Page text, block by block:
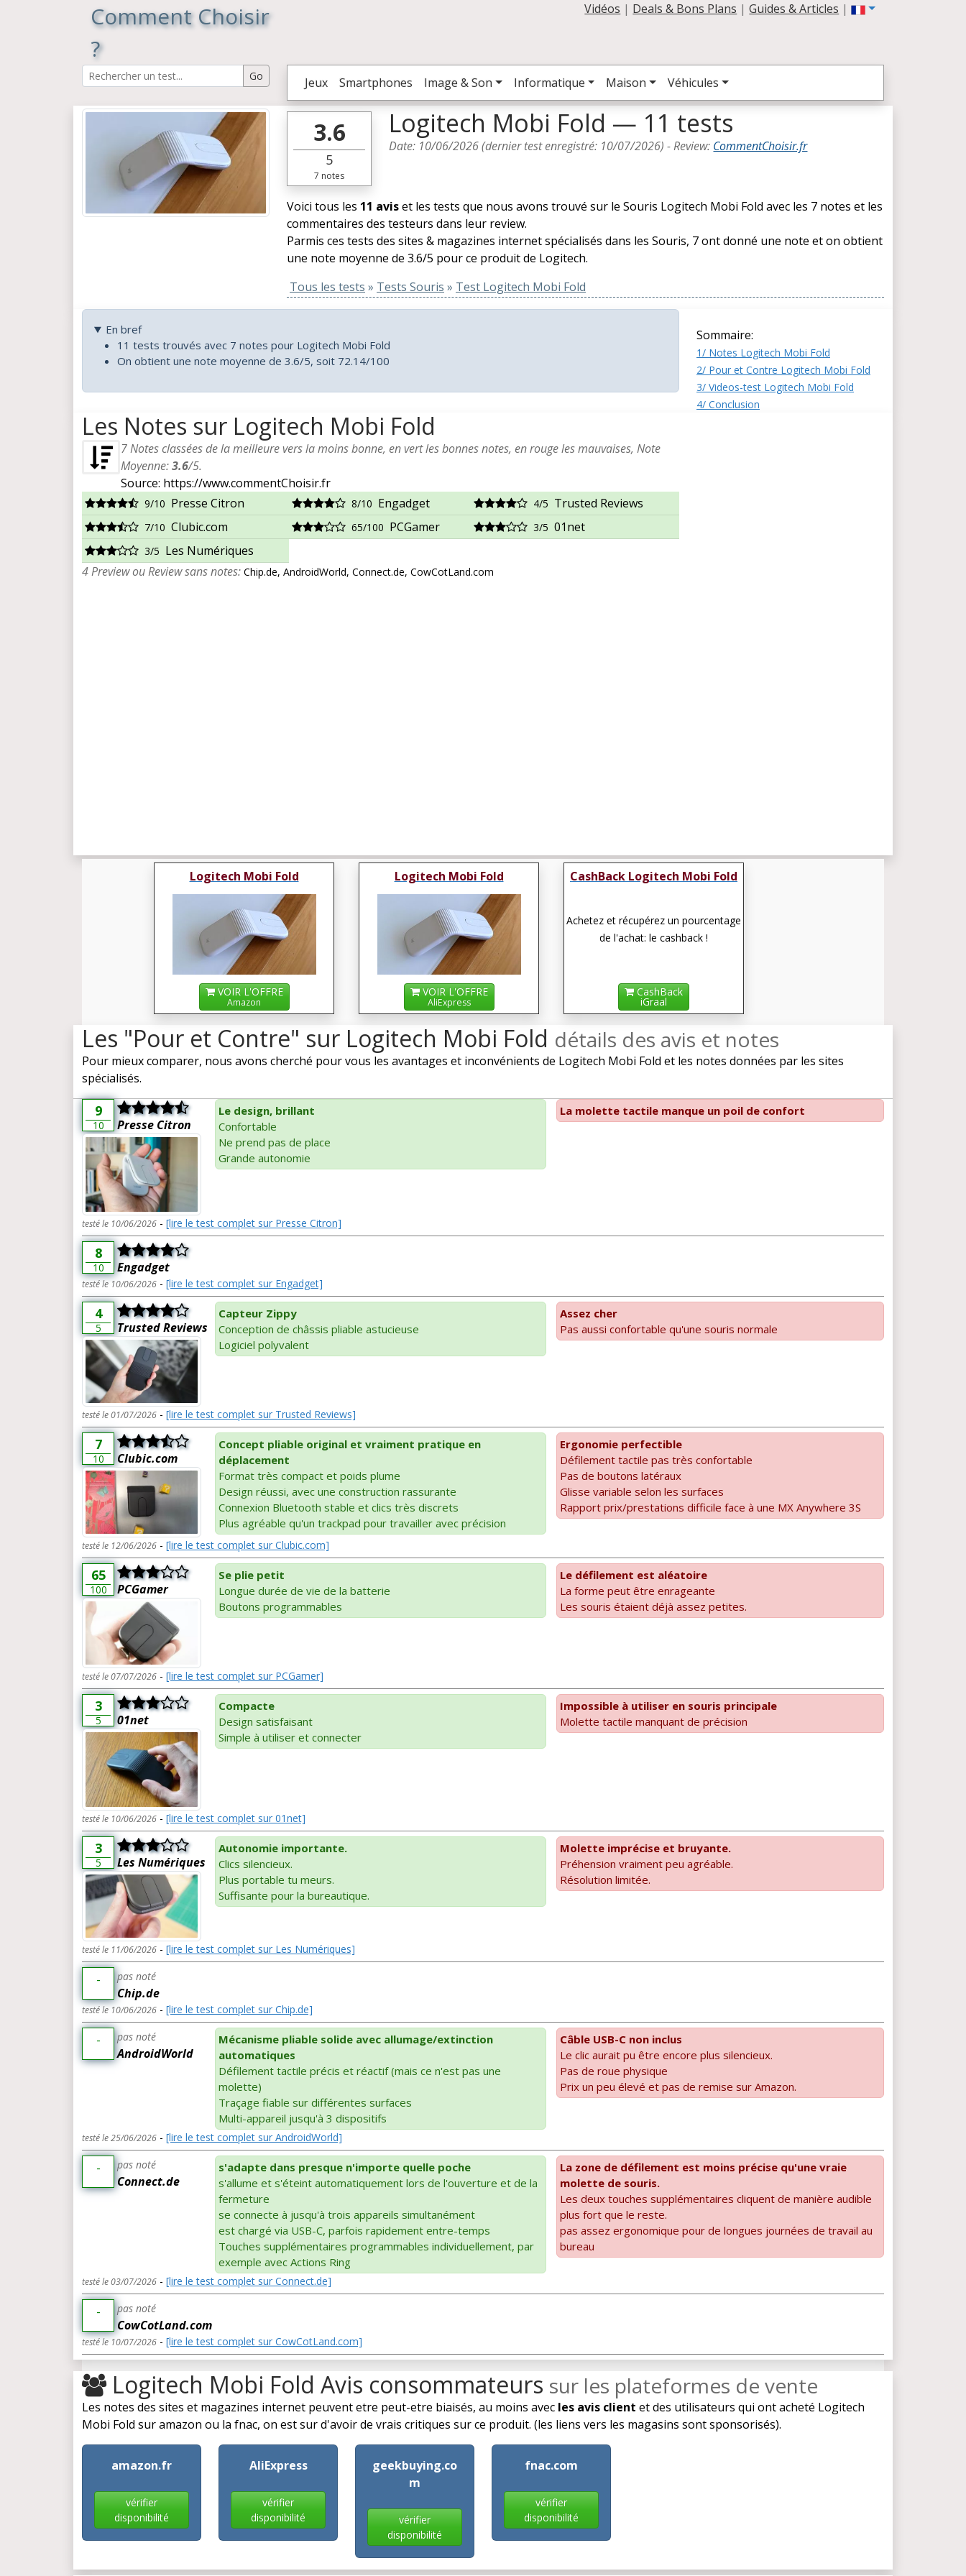
Comment Choisir
?
Vidéos | Deals & Bons Plans |Guides & Articles |
Jeux Smartphones Image & Son Informatique Maison Véhicules
3.6
5
7 notes
Logitech Mobi Fold — 11 tests
Date: 10/06/2026(dernier test enregistré: 10/07/2026) -Review: CommentChoisir.fr
Voici tous les 11 aviset les tests que nous avons trouvé sur le Souris Logitech Mobi Fold avec les 7 notes et les
commentaires des testeurs dans leur review.
Parmis ces tests des sites & magazines internet spécialisés dans les Souris, 7 ont donné une note et on obtient
une note moyenne de 3.6/5 pour ce produit de Logitech.
Tous les tests » Tests Souris » Test Logitech Mobi Fold
En bref
11 tests trouvés avec 7 notes pour Logitech Mobi Fold
On obtient une note moyenne de 3.6/5, soit 72.14/100
Sommaire:
1/ Notes Logitech Mobi Fold
2/ Pour et Contre Logitech Mobi Fold
3/ Videos-test Logitech Mobi Fold
4/ Conclusion
Les Notes sur Logitech Mobi Fold
7Notes classées de la meilleure vers la moins bonne, en vert les bonnes notes, en rouge les mauvaises, Note
Moyenne:3.6/5.
Source: https://www.commentChoisir.fr
9/10 Presse Citron 8/10 Engadget 4/5 Trusted Reviews
7/10 Clubic.com 65/100 PCGamer 3/5 01net
3/5 Les Numériques
4 Preview ou Review sans notes: Chip.de, AndroidWorld, Connect.de, CowCotLand.com
Logitech Mobi Fold
VOIR L'OFFRE
Amazon
Logitech Mobi Fold
VOIR L'OFFRE
AliExpress
CashBack Logitech Mobi Fold
Achetez et récupérez un pourcentage
de l'achat: le cashback !
CashBack
iGraal
Les "Pour et Contre" sur Logitech Mobi Fold détails des avis et notes
Pour mieux comparer, nous avons cherché pour vous les avantages et inconvénients de Logitech Mobi Fold et les notes données par les sites
spécialisés.
9
10 Presse Citron
Le design, brillant
Confortable
Ne prend pas de place
Grande autonomie
La molette tactile manque un poil de confort
testé le 10/06/2026 - [lire le test complet sur Presse Citron]
8
10 Engadget
testé le 10/06/2026 - [lire le test complet sur Engadget]
4
5 Trusted Reviews
Capteur Zippy
Conception de châssis pliable astucieuse
Logiciel polyvalent
Assez cher
Pas aussi confortable qu'une souris normale
testé le 01/07/2026 - [lire le test complet sur Trusted Reviews]
7
10 Clubic.com
Concept pliable original et vraiment pratique en
déplacement
Format très compact et poids plume
Design réussi, avec une construction rassurante
Connexion Bluetooth stable et clics très discrets
Plus agréable qu'un trackpad pour travailler avec précision
Ergonomie perfectible
Défilement tactile pas très confortable
Pas de boutons latéraux
Glisse variable selon les surfaces
Rapport prix/prestations difficile face à une MX Anywhere 3S
testé le 12/06/2026 - [lire le test complet sur Clubic.com]
65
100 PCGamer
Se plie petit
Longue durée de vie de la batterie
Boutons programmables
Le défilement est aléatoire
La forme peut être enrageante
Les souris étaient déjà assez petites.
testé le 07/07/2026 - [lire le test complet sur PCGamer]
3
5 01net
Compacte
Design satisfaisant
Simple à utiliser et connecter
Impossible à utiliser en souris principale
Molette tactile manquant de précision
testé le 10/06/2026 - [lire le test complet sur 01net]
3
5 Les Numériques
Autonomie importante.
Clics silencieux.
Plus portable tu meurs.
Suffisante pour la bureautique.
Molette imprécise et bruyante.
Préhension vraiment peu agréable.
Résolution limitée.
testé le 11/06/2026 - [lire le test complet sur Les Numériques]
- pas noté
Chip.de
testé le 10/06/2026 - [lire le test complet sur Chip.de]
- pas noté
AndroidWorld
Mécanisme pliable solide avec allumage/extinction
automatiques
Défilement tactile précis et réactif (mais ce n'est pas une
molette)
Traçage fiable sur différentes surfaces
Multi-appareil jusqu'à 3 dispositifs
Câble USB-C non inclus
Le clic aurait pu être encore plus silencieux.
Pas de roue physique
Prix un peu élevé et pas de remise sur Amazon.
testé le 25/06/2026 - [lire le test complet sur AndroidWorld]
- pas noté
Connect.de
s'adapte dans presque n'importe quelle poche
s'allume et s'éteint automatiquement lors de l'ouverture et de la
fermeture
se connecte à jusqu'à trois appareils simultanément
est chargé via USB-C, parfois rapidement entre-temps
Touches supplémentaires programmables individuellement, par
exemple avec Actions Ring
La zone de défilement est moins précise qu'une vraie
molette de souris.
Les deux touches supplémentaires cliquent de manière audible
plus fort que le reste.
pas assez ergonomique pour de longues journées de travail au
bureau
testé le 03/07/2026 - [lire le test complet sur Connect.de]
- pas noté
CowCotLand.com
testé le 10/07/2026 - [lire le test complet sur CowCotLand.com]
Logitech Mobi Fold Avis consommateurs sur les plateformes de vente
Les notes des sites et magazines internet peuvent etre peut-etre biaisés, au moins avec les avis client et des utilisateurs qui ont acheté Logitech
Mobi Fold sur amazon ou la fnac, on est sur d'avoir de vrais critiques sur ce produit. (les liens vers les magasins sont sponsorisés).
amazon.fr
vérifier
disponibilité
AliExpress
vérifier
disponibilité
geekbuying.co
m
vérifier
disponibilité
fnac.com
vérifier
disponibilité